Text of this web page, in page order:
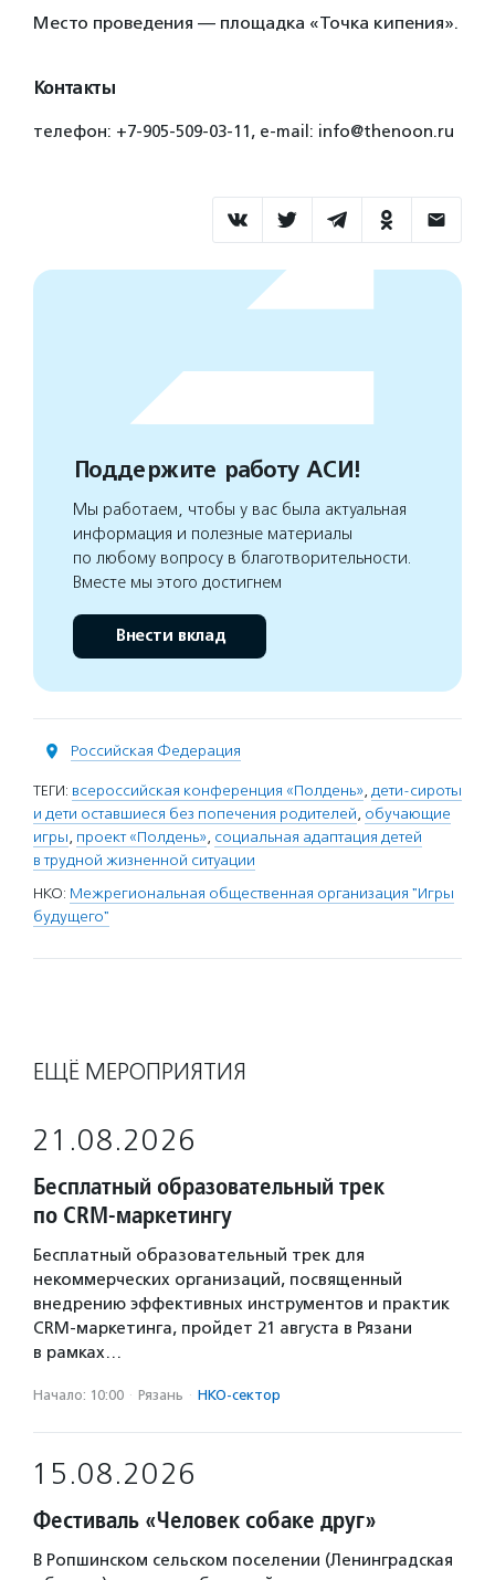
Место проведения — площадка «Точка кипения».
Контакты
телефон: +7-905-509-03-11, е-mail: info@thenoon.ru
Поддержите работу АСИ!
Мы работаем, чтобы у вас была актуальная
информация и полезные материалы
по любому вопросу в благотворительности.
Вместе мы этого достигнем
Внести вклад
Российская Федерация
ТЕГИ: всероссийская конференция «Полдень», дети-сироты
и дети оставшиеся без попечения родителей, обучающие
игры, проект «Полдень», социальная адаптация детей
в трудной жизненной ситуации
НКО: Межрегиональная общественная организация "Игры
будущего"
ЕЩЁ МЕРОПРИЯТИЯ
21.08.2026
Бесплатный образовательный трек
по CRM-маркетингу
Бесплатный образовательный трек для
некоммерческих организаций, посвященный
внедрению эффективных инструментов и практик
CRM-маркетинга, пройдет 21 августа в Рязани
в рамках…
Начало: 10:00 · Рязань · НКО-сектор
15.08.2026
Фестиваль «Человек собаке друг»
В Ропшинском сельском поселении (Ленинградская